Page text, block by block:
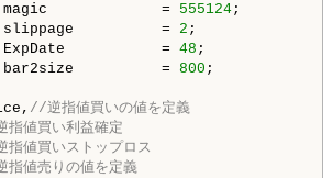
= 555124
= 2
= 48
= 800
//逆指値買いの値を定義
値買い利益確定
値買いストップロス
値売りの値を定義